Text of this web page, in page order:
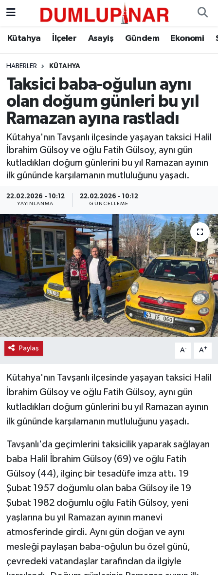
Kütahya İlçeler Asayiş Gündem Ekonomi
HABERLER KÜTAHYA
Taksici baba-oğulun aynı
olan doğum günleri bu yıl
Ramazan ayına rastladı
Kütahya'nın Tavşanlı ilçesinde yaşayan taksici Halil
İbrahim Gülsoy ve oğlu Fatih Gülsoy, aynı gün
kutladıkları doğum günlerini bu yıl Ramazan ayının
ilk gününde karşılamanın mutluluğunu yaşadı.
22.02.2026 - 10:12
YAYINLANMA
22.02.2026 - 10:12
GÜNCELLEME
Paylaş A- A+
Kütahya'nın Tavşanlı ilçesinde yaşayan taksici Halil
İbrahim Gülsoy ve oğlu Fatih Gülsoy, aynı gün
kutladıkları doğum günlerini bu yıl Ramazan ayının
ilk gününde karşılamanın mutluluğunu yaşadı.
Tavşanlı'da geçimlerini taksicilik yaparak sağlayan
baba Halil İbrahim Gülsoy (69) ve oğlu Fatih
Gülsoy (44), ilginç bir tesadüfe imza attı. 19
Şubat 1957 doğumlu olan baba Gülsoy ile 19
Şubat 1982 doğumlu oğlu Fatih Gülsoy, yeni
yaşlarına bu yıl Ramazan ayının manevi
atmosferinde girdi. Aynı gün doğan ve aynı
mesleği paylaşan baba-oğulun bu özel günü,
çevredeki vatandaşlar tarafından da ilgiyle
Asayiş
Diğer
Dünya
Ekonomi
Eleman
Haber
Haber İlanlar
Kültür-Sanat
Magazin
Resmi İlanlar
Seri İlan
Siyaset
Teknoloji
Vasıta
Vefat Haberleri
Yaşam
Kütahya Hava Durumu
Kütahya Trafik Yoğunluk Haritası
Süper Lig Puan Durumu ve Fikstür
Tüm Manşetler
Son Dakika Haberleri
Haber Arşivi